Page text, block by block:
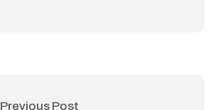
Previous Post